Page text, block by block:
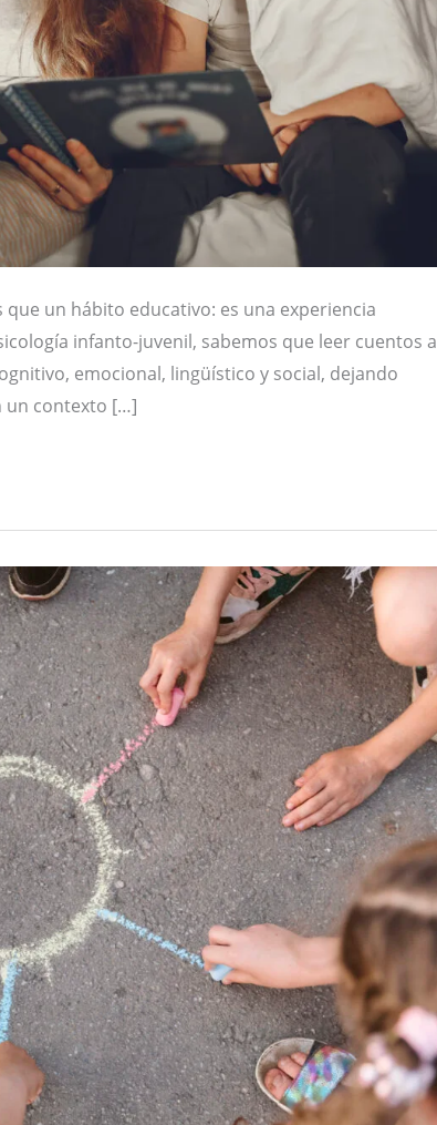
un hábito educativo: es una experiencia
infanto-juvenil, sabemos que leer cuentos a
emocional, lingüístico y social, dejando
un contexto […]